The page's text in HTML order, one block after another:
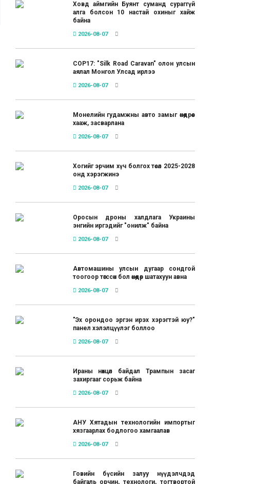
Ховд аймгийн Буянт суманд сураггүй
алга болсон 10 настай охиныг хайж
байна
2026-08-07
COP17: "Silk Road Caravan" олон улсын
аялал Монгол Улсад ирлээ
2026-08-07
Монелийн гудамжны авто замыг өнөөдрөөс
хааж, засварлана
2026-08-07
Хогийг эрчим хүч болгох төсөл 2025-2028
онд хэрэгжинэ
2026-08-07
Оросын дроны халдлага Украины
энгийн иргэдийг "онилж" байна
2026-08-07
Автомашины улсын дугаар сондгой
тоогоор төгссөн бол өнөөдөр шатахуун авна
2026-08-07
"Эх орондоо эргэн ирэх хэрэгтэй юу?"
панел хэлэлцүүлэг боллоо
2026-08-07
Ираны нөхцөл байдал Трампын засаг
захиргааг сорьж байна
2026-08-07
АНУ Хятадын технологийн импортыг
хязгаарлах бодлогоо хамгаалав
2026-08-07
Говийн бүсийн залуу нүүдэлчдэд
байгаль орчин, технологи, тогтвортой